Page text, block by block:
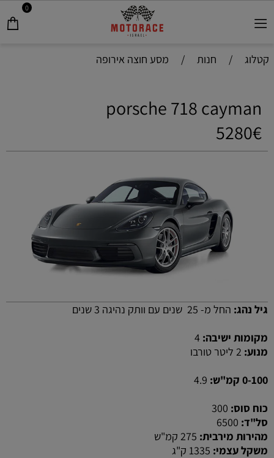
0
קטלוג / חנות / מסע חוצה אירופה
porsche 718 cayman
5280€
גיל נהג: החל מ- 25 שנים עם וותק נהיגה 3 שנים
מקומות ישיבה:
מנוע:
0-100 קמ"ש:
כוח סוס:
סל"ד:
מהירות מירבית:
משקל עצמי: